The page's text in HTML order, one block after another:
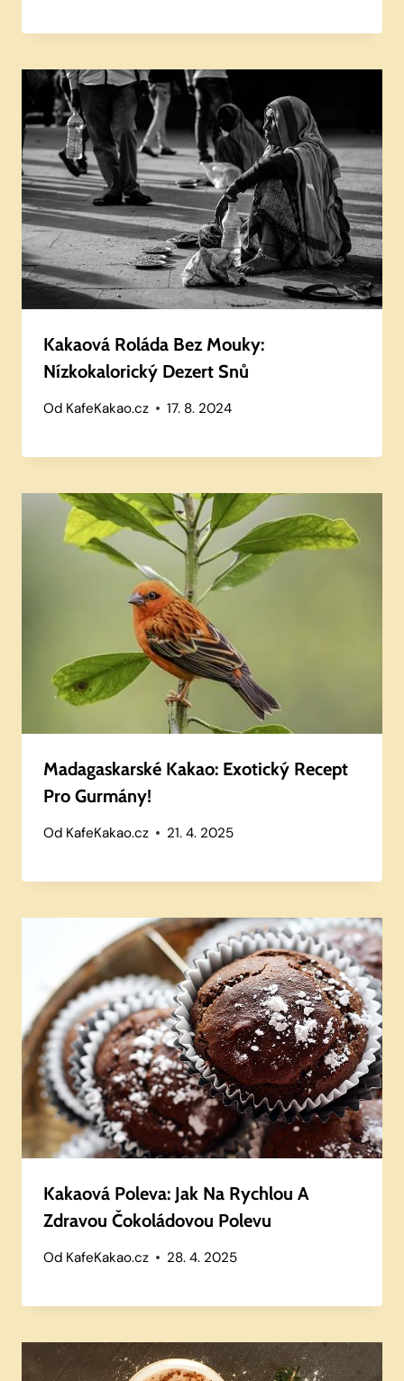
Kakaová Roláda Bez Mouky:
Nízkokalorický Dezert Snů
Od KafeKakao.cz 17. 8. 2024
Madagaskarské Kakao: Exotický Recept
Pro Gurmány!
Od KafeKakao.cz 21. 4. 2025
Kakaová Poleva: Jak Na Rychlou A
Zdravou Čokoládovou Polevu
Od KafeKakao.cz 28. 4. 2025